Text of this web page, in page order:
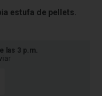
estufa de pellets.
las 3 p.m.